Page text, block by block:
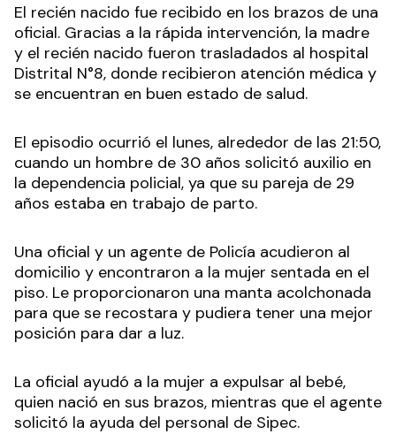
El recién nacido fue recibido en los brazos de una
oficial. Gracias a la rápida intervención, la madre
y el recién nacido fueron trasladados al hospital
Distrital N°8, donde recibieron atención médica y
se encuentran en buen estado de salud.
El episodio ocurrió el lunes, alrededor de las 21:50,
cuando un hombre de 30 años solicitó auxilio en
la dependencia policial, ya que su pareja de 29
años estaba en trabajo de parto.
Una oficial y un agente de Policía acudieron al
domicilio y encontraron a la mujer sentada en el
piso. Le proporcionaron una manta acolchonada
para que se recostara y pudiera tener una mejor
posición para dar a luz.
La oficial ayudó a la mujer a expulsar al bebé,
quien nació en sus brazos, mientras que el agente
solicitó la ayuda del personal de Sipec.